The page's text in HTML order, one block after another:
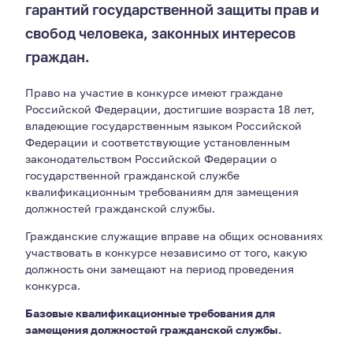
гарантий государственной защиты прав и
свобод человека, законных интересов
граждан.
Право на участие в конкурсе имеют граждане
Российской Федерации, достигшие возраста 18 лет,
владеющие государственным языком Российской
Федерации и соответствующие установленным
законодательством Российской Федерации о
государственной гражданской службе
квалификационным требованиям для замещения
должностей гражданской службы.
Гражданские служащие вправе на общих основаниях
участвовать в конкурсе независимо от того, какую
должность они замещают на период проведения
конкурса.
Базовые квалификационные требования для
замещения должностей гражданской службы.